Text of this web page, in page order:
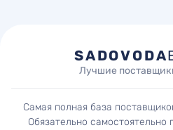
SADOVODA
Лучшие
Самая полная база
Обязательно самостоятельно